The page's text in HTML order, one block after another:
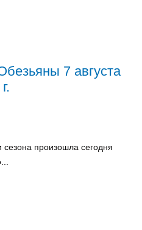
7 августа
произошла сегодня